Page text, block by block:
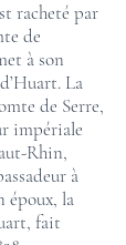
racheté par
de
à son
La
de Serre,
impériale
Rhin,
à
époux, la
fait